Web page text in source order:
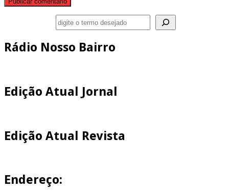
Rádio Nosso Bairro
Edição Atual Jornal
Edição Atual Revista
Endereço: